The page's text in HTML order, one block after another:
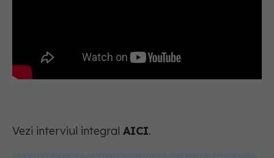
Vezi interviul integral AICI.